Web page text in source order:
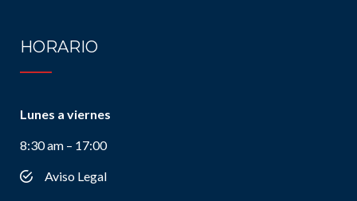
HORARIO
Lunes a viernes
8:30 am – 17:00
Aviso Legal